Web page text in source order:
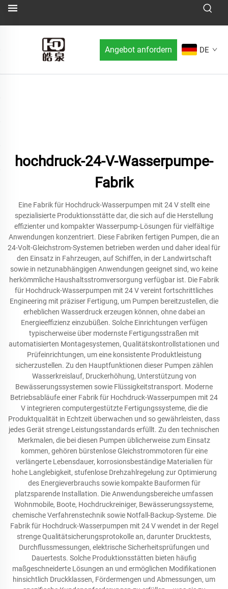
Angebot anfordern DE
hochdruck-24-V-Wasserpumpe-
Fabrik
Eine Fabrik für Hochdruck-Wasserpumpen mit 24 V stellt eine
spezialisierte Produktionsstätte dar, die sich auf die Herstellung
effizienter und kompakter Wasserpump-Lösungen für vielfältige
Anwendungen konzentriert. Diese Fabriken fertigen Pumpen, die an
24-Volt-Gleichstrom-Systemen betrieben werden und daher ideal für
den Einsatz in Fahrzeugen, auf Schiffen, in der Landwirtschaft
sowie in netzunabhängigen Anwendungen geeignet sind, wo keine
herkömmliche Haushaltsstromversorgung verfügbar ist. Die Fabrik
für Hochdruck-Wasserpumpen mit 24 V vereint fortschrittliches
Engineering mit präziser Fertigung, um Pumpen bereitzustellen, die
erheblichen Wasserdruck erzeugen können, ohne dabei an
Energieeffizienz einzubüßen. Solche Einrichtungen verfügen
typischerweise über modernste Fertigungsstraßen mit
automatisierten Montagesystemen, Qualitätskontrollstationen und
Prüfeinrichtungen, um eine konsistente Produktleistung
sicherzustellen. Zu den Hauptfunktionen dieser Pumpen zählen
Wasserkreislauf, Druckerhöhung, Unterstützung von
Bewässerungssystemen sowie Flüssigkeitstransport. Moderne
Betriebsabläufe einer Fabrik für Hochdruck-Wasserpumpen mit 24
V integrieren computergestützte Fertigungssysteme, die die
Produktqualität in Echtzeit überwachen und so gewährleisten, dass
jedes Gerät strenge Leistungsstandards erfüllt. Zu den technischen
Merkmalen, die bei diesen Pumpen üblicherweise zum Einsatz
kommen, gehören bürstenlose Gleichstrommotoren für eine
verlängerte Lebensdauer, korrosionsbeständige Materialien für
hohe Langlebigkeit, stufenlose Drehzahlregelung zur Optimierung
des Energieverbrauchs sowie kompakte Bauformen für
platzsparende Installation. Die Anwendungsbereiche umfassen
Wohnmobile, Boote, Hochdruckreiniger, Bewässerungssysteme,
chemische Verfahrenstechnik sowie Notfall-Backup-Systeme. Die
Fabrik für Hochdruck-Wasserpumpen mit 24 V wendet in der Regel
strenge Qualitätsicherungsprotokolle an, darunter Drucktests,
Durchflussmessungen, elektrische Sicherheitsprüfungen und
Dauertests. Solche Produktionsstätten bieten häufig
maßgeschneiderte Lösungen an und ermöglichen Modifikationen
hinsichtlich Druckklassen, Fördermengen und Abmessungen, um